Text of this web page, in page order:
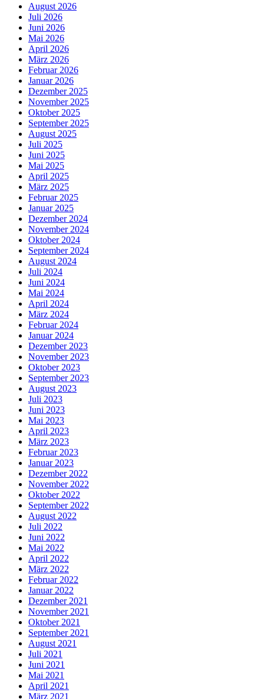
August 2026
Juli 2026
Juni 2026
Mai 2026
April 2026
März 2026
Februar 2026
Januar 2026
Dezember 2025
November 2025
Oktober 2025
September 2025
August 2025
Juli 2025
Juni 2025
Mai 2025
April 2025
März 2025
Februar 2025
Januar 2025
Dezember 2024
November 2024
Oktober 2024
September 2024
August 2024
Juli 2024
Juni 2024
Mai 2024
April 2024
März 2024
Februar 2024
Januar 2024
Dezember 2023
November 2023
Oktober 2023
September 2023
August 2023
Juli 2023
Juni 2023
Mai 2023
April 2023
März 2023
Februar 2023
Januar 2023
Dezember 2022
November 2022
Oktober 2022
September 2022
August 2022
Juli 2022
Juni 2022
Mai 2022
April 2022
März 2022
Februar 2022
Januar 2022
Dezember 2021
November 2021
Oktober 2021
September 2021
August 2021
Juli 2021
Juni 2021
Mai 2021
April 2021
März 2021